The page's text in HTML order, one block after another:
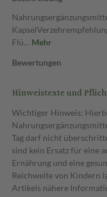
Flü… Mehr
Bewertungen
Hinweistexte und
Wichtiger Hinweis:
Tag darf nicht
sind kein Ersatz für eine
Ernährung und eine
Reichweite von Kindern
Artikels nähere